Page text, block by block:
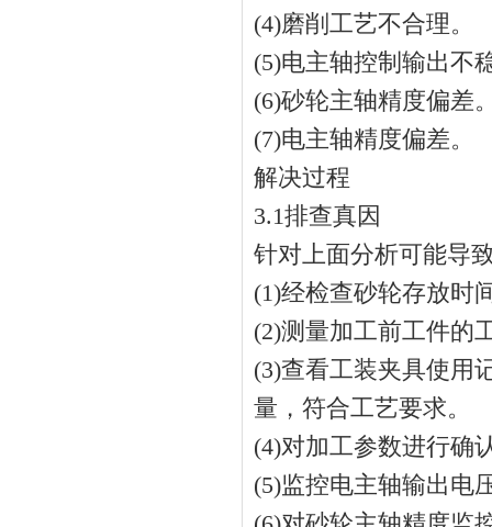
(4)磨削工艺不合理。
(5)电主轴控制输出不
(6)砂轮主轴精度偏差
(7)电主轴精度偏差。
解决过程
3.1排查真因
针对上面分析可能导
(1)经检查砂轮存放时
(2)测量加工前工件的
(3)查看工装夹具使用
量，符合工艺要求。
(4)对加工参数进行确
(5)监控电主轴输出电